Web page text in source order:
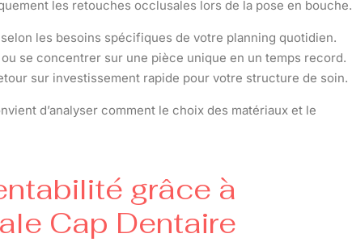
les retouches occlusales lors de la pose en bouche.
les besoins spécifiques de votre planning quotidien.
se concentrer sur une pièce unique en un temps record.
sur investissement rapide pour votre structure de soin.
d’analyser comment le choix des matériaux et le
grâce à
Cap Dentaire